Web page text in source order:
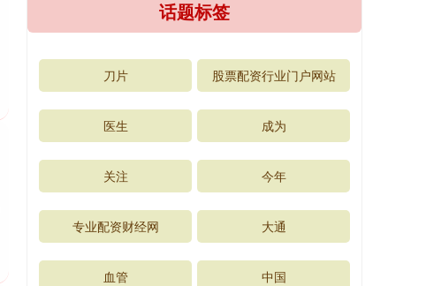
话题标签
刀片 股票配资行业门户网站
医生 成为
关注 今年
专业配资财经网 大通
血管 中国